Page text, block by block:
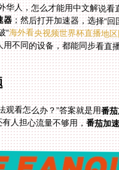
人，怎么才能用中文解说
器；然后打开加速器，选择“
“海外看央视频世界杯直播地
用不同的设备，都能同步看直
观看怎么办？”答案就是用番
人担心流量不够用，番茄加